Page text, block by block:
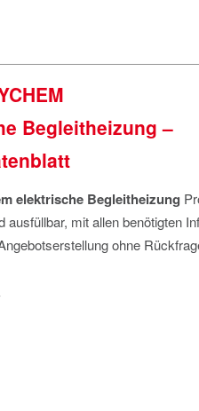
Begleitheizung –
elektrische Begleitheizung
ausfüllbar, mit allen benötigten
ohne